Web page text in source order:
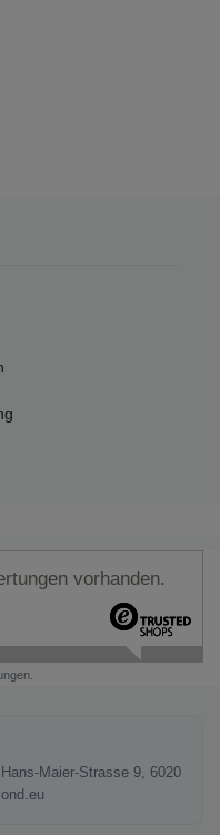
vorhanden.
Maier-Strasse 9, 6020